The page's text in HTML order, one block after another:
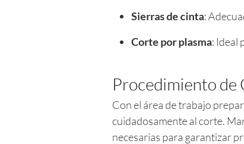
Sierras de cinta:
Corte por plasma: Ideal
Procedimiento de
Con el área de trabajo
cuidadosamente al corte.
necesarias para garantizar